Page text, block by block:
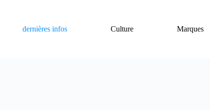
dernières infos
Culture Marques